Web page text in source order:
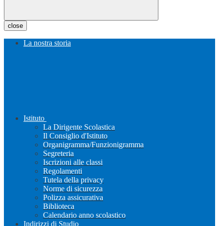
close
La nostra storia
Istituto
La Dirigente Scolastica
Il Consiglio d'Istituto
Organigramma/Funzionigramma
Segreteria
Iscrizioni alle classi
Regolamenti
Tutela della privacy
Norme di sicurezza
Polizza assicurativa
Biblioteca
Calendario anno scolastico
Indirizzi di Studio